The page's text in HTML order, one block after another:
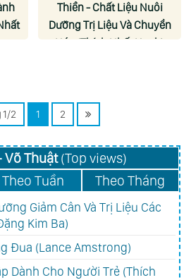
Thiền - Chất Liệu Nuôi
Dưỡng Trị Liệu Và Chuyển
Hóa (Thích Nhất Hạnh)
1/2 1 2
Võ Thuật(Top views)
Theo Tuần Theo Tháng
Giảm Cân Và Trị Liệu Các
Kim Ba)
Đua (Lance Amstrong)
Dành Cho Người Trẻ (Thích